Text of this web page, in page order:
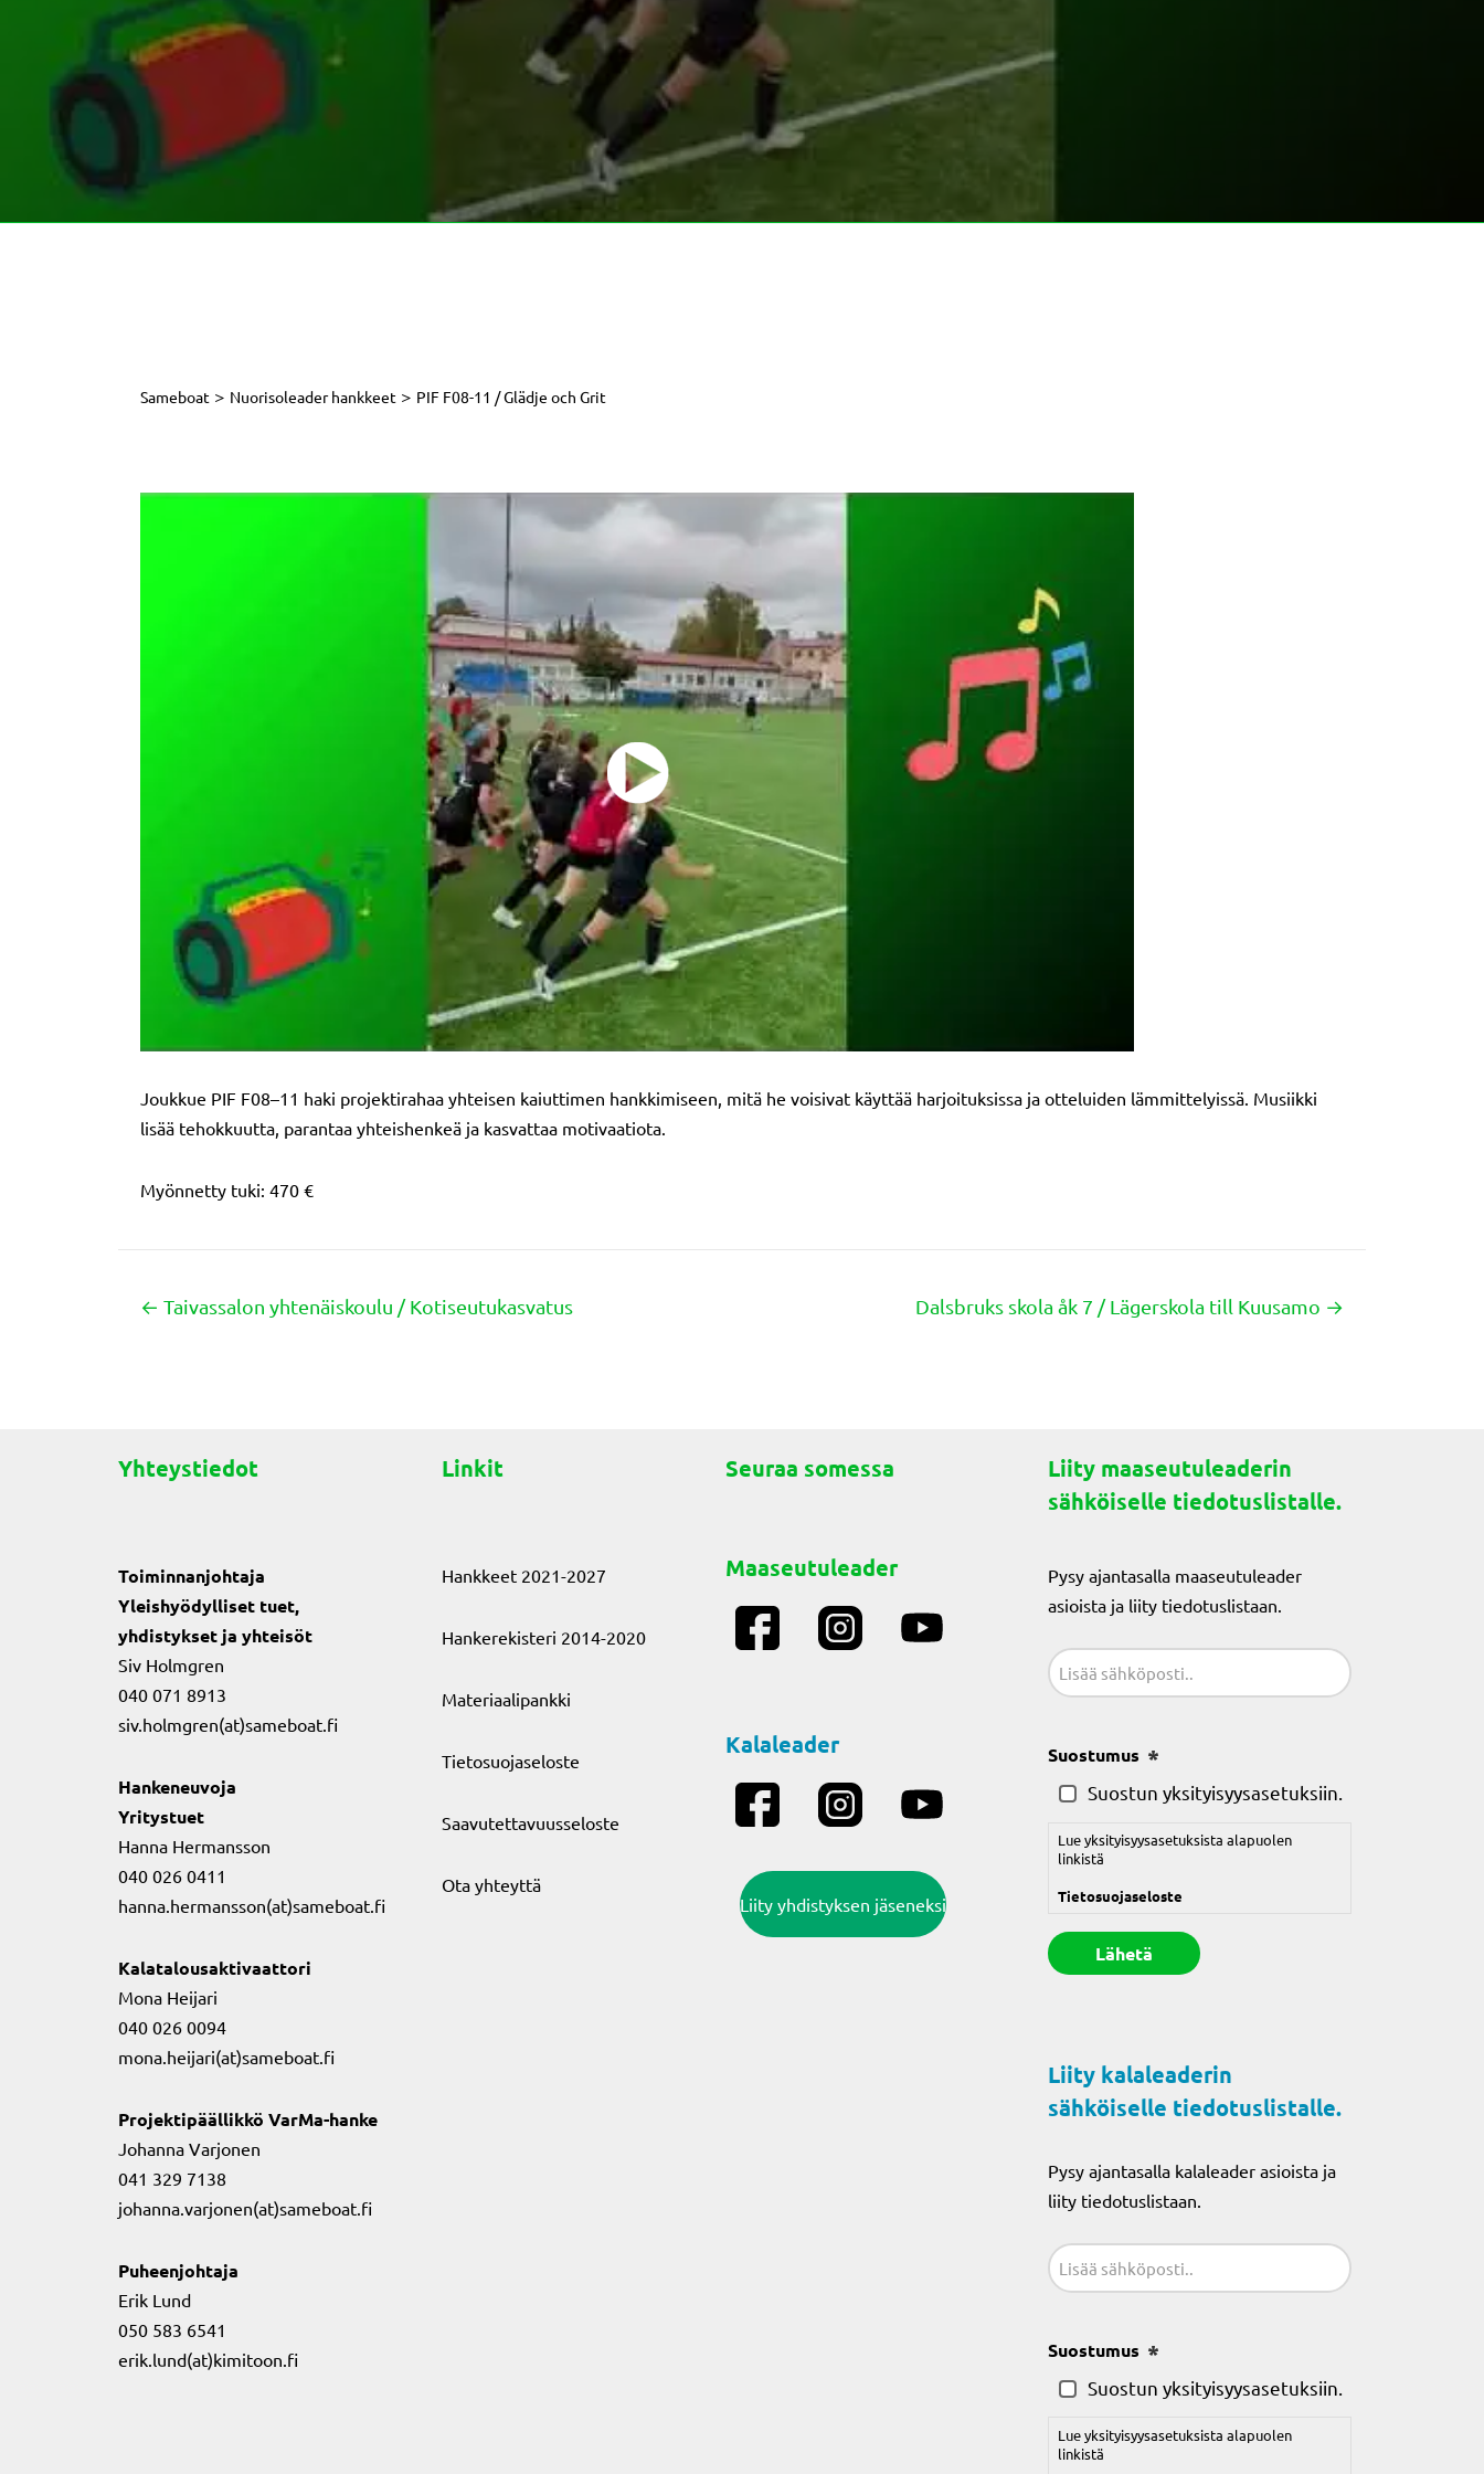
Sameboat > Nuorisoleader hankkeet > PIF F08-11 / Glädje och Grit
Joukkue PIF F08–11 haki projektirahaa yhteisen kaiuttimen hankkimiseen, mitä he voisivat käyttää harjoituksissa ja otteluiden lämmittelyissä. Musiikki
lisää tehokkuutta, parantaa yhteishenkeä ja kasvattaa motivaatiota.
Myönnetty tuki: 470 €
Posts
← Taivassalon yhtenäiskoulu / Kotiseutukasvatus Dalsbruks skola åk 7 / Lägerskola till Kuusamo →
Yhteystiedot
Toiminnanjohtaja
Yleishyödylliset tuet,
yhdistykset ja yhteisöt
Siv Holmgren
040 071 8913
siv.holmgren(at)sameboat.fi
Hankeneuvoja
Yritystuet
Hanna Hermansson
040 026 0411
hanna.hermansson(at)sameboat.fi
Kalatalousaktivaattori
Mona Heijari
040 026 0094
mona.heijari(at)sameboat.fi
Projektipäällikkö VarMa-hanke
Johanna Varjonen
041 329 7138
johanna.varjonen(at)sameboat.fi
Puheenjohtaja
Erik Lund
050 583 6541
erik.lund(at)kimitoon.fi
Linkit
Hankkeet 2021-2027
Hankerekisteri 2014-2020
Materiaalipankki
Tietosuojaseloste
Saavutettavuusseloste
Ota yhteyttä
Seuraa somessa
Maaseutuleader
Kalaleader
Liity yhdistyksen jäseneksi
Liity maaseutuleaderin
sähköiselle tiedotuslistalle.
Pysy ajantasalla maaseutuleader
asioista ja liity tiedotuslistaan.
Sähköposti
Suostumus
Suostun yksityisyysasetuksiin.
Lue yksityisyysasetuksista alapuolen
linkistä
Tietosuojaseloste
Liity kalaleaderin
sähköiselle tiedotuslistalle.
Pysy ajantasalla kalaleader asioista ja
liity tiedotuslistaan.
Sähköposti
Suostumus
Suostun yksityisyysasetuksiin.
Lue yksityisyysasetuksista alapuolen
linkistä